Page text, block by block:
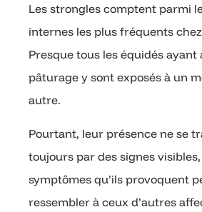
Les strongles comptent parmi
internes les plus fréquents
Presque tous les équidés ayant
pâturage y sont exposés à un
autre.
Pourtant, leur présence ne se
toujours par des signes
symptômes qu’ils provoquent
ressembler à ceux d’autres